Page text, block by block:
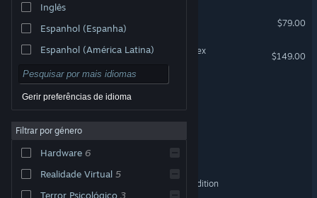
Inglês
Espanhol (Espanha)
Espanhol (América Latina)
Gerir preferências de idioma
Filtrar por género
Hardware 6
Realidade Virtual 5
Terror Psicológico 3
$79.00
Estação-base do Valve Index
$149.00
Steam Controller (2015)
HP Reverb G2 Omnicept Edition